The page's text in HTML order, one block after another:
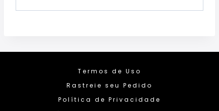
Termos de Uso
Rastreie seu Pedido
Política de Privacidade